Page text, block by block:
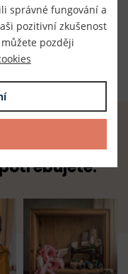
u nás.
správné fungování a
pozitivní zkušenost
později